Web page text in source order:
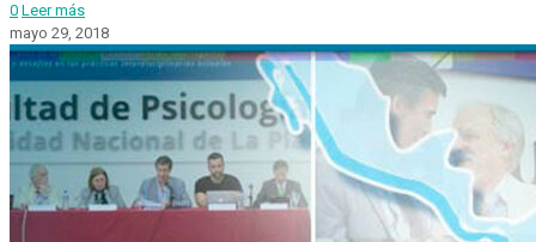
0 Leer más
mayo 29, 2018